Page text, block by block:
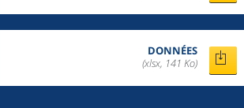
DONNÉES
(xlsx, 141 Ko)